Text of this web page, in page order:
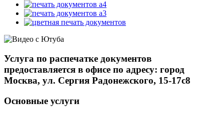
Услуга по распечатке документов
предоставляется в офисе по адресу: город
Москва, ул. Сергия Радонежского, 15-17с8
Основные услуги